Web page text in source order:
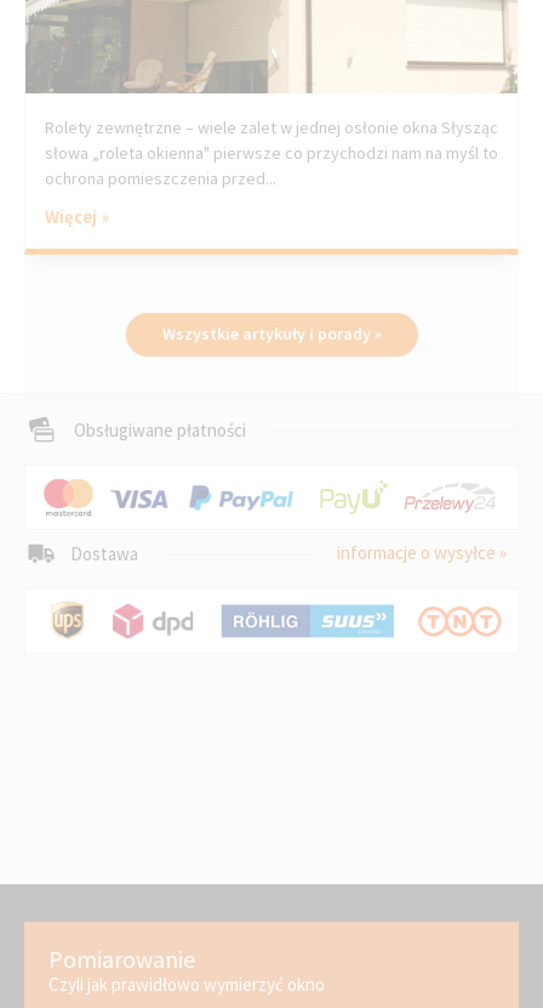
Rolety zewnętrzne – wiele zalet w jednej osłonie okna Słysząc
słowa „roleta okienna" pierwsze co przychodzi nam na myśl to
ochrona pomieszczenia przed...
Więcej »
Wszystkie artykuły i porady »
Obsługiwane płatności
Dostawa informacje o wysyłce »
Pomiarowanie
Czyli jak prawidłowo wymierzyć okno